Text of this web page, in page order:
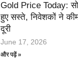
Gold Price Today:
हुए सस्ते, निवेशकों ने
दूरी
June 17, 2026
और पढ़ें »